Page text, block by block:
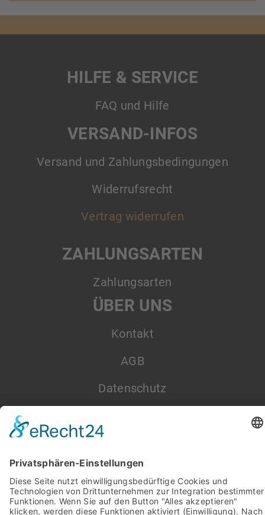
HILFE & SERVICE
FAQ und Hilfe
VERSAND-INFOS
Versand und Zahlungsbedingungen
Widerrufsrecht
Vertrag widerrufen
ZAHLUNGSARTEN
Zahlungsarten
ÜBER UNS
Kontakt
AGB
Datenschutz